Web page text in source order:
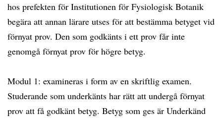
hos prefekten för Institutionen för Fysiologisk Botanik
begära att annan lärare utses för att bestämma betyget vid
förnyat prov. Den som godkänts i ett prov får inte
genomgå förnyat prov för högre betyg.
Modul 1: examineras i form av en skriftlig examen.
Studerande som underkänts har rätt att undergå förnyat
prov att få godkänt betyg. Betyg som ges är Underkänd